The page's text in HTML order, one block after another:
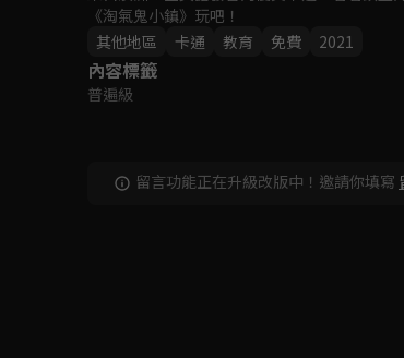
《淘氣鬼小鎮》玩吧！
其他地區
卡通 教育 免費 2021
內容標籤
普遍級
留言功能正在升級改版中！邀請你填寫